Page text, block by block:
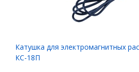
Катушка для электромагнитных
КС-18П